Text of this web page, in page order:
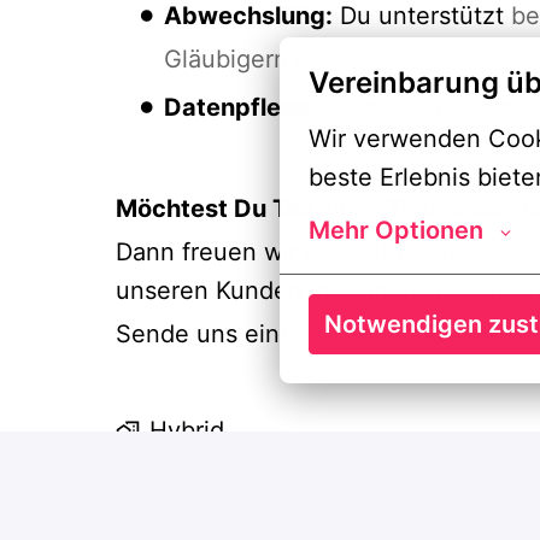
Vereinbarung
Wir verwenden
beste Erlebnis
Mehr Optionen
Notwendigen
Abwechslung: Du unterstützt
Gläubigern und bei der
Datenpflege:
Du erfasst und
Möchtest Du Teil eines Teams
Dann freuen wir uns auf Deine
unseren Kunden in Frankfurt weiter
Sende uns einfach Deinen
Hybrid